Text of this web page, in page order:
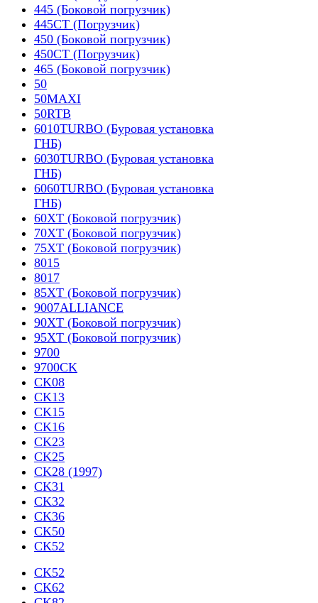
445 (Боковой погрузчик)
445CT (Погрузчик)
450 (Боковой погрузчик)
450CT (Погрузчик)
465 (Боковой погрузчик)
50
50MAXI
50RTB
6010TURBO (Буровая установка
ГНБ)
6030TURBO (Буровая установка
ГНБ)
6060TURBO (Буровая установка
ГНБ)
60XT (Боковой погрузчик)
70XT (Боковой погрузчик)
75XT (Боковой погрузчик)
8015
8017
85XT (Боковой погрузчик)
9007ALLIANCE
90XT (Боковой погрузчик)
95XT (Боковой погрузчик)
9700
9700CK
CK08
CK13
CK15
CK16
CK23
CK25
CK28 (1997)
CK31
CK32
CK36
CK50
CK52
CK52
CK62